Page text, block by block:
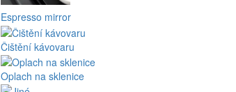
Espresso mirror
Čištění kávovaru
Oplach na sklenice